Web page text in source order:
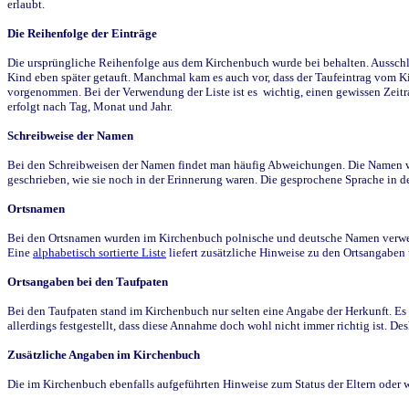
erlaubt.
Die Reihenfolge der Einträge
Die ursprüngliche Reihenfolge aus dem Kirchenbuch wurde bei behalten.
Kind eben später getauft. Manchmal kam es auch vor, dass der Taufeintrag
vorgenommen. Bei der Verwendung der Liste ist es wichtig, einen gewissen
erfolgt nach Tag, Monat und Jahr.
Schreibweise der Namen
Bei den Schreibweisen der Namen findet man häufig Abweichungen. Die
geschrieben, wie sie noch in der Erinnerung waren. Die gesprochene Sprache
Ortsnamen
Bei den Ortsnamen wurden im Kirchenbuch polnische und deutsche Namen
Eine alphabetisch sortierte Liste liefert zusätzliche Hinweise zu den
Ortsangaben bei den Taufpaten
Bei den Taufpaten stand im Kirchenbuch nur selten eine Angabe der Herkunft.
allerdings festgestellt, dass diese Annahme doch wohl nicht immer richtig ist.
Zusätzliche Angaben im Kirchenbuch
Die im Kirchenbuch ebenfalls aufgeführten Hinweise zum Status der Eltern